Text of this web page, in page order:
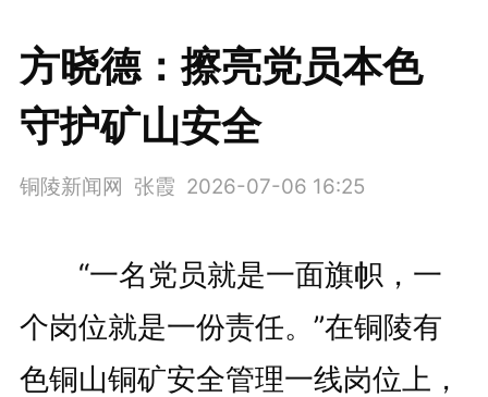
方晓德：擦亮党员本色
守护矿山安全
铜陵新闻网 张霞 2026-07-06 16:25
“一名党员就是一面旗帜，一
个岗位就是一份责任。”在铜陵有
色铜山铜矿安全管理一线岗位上，